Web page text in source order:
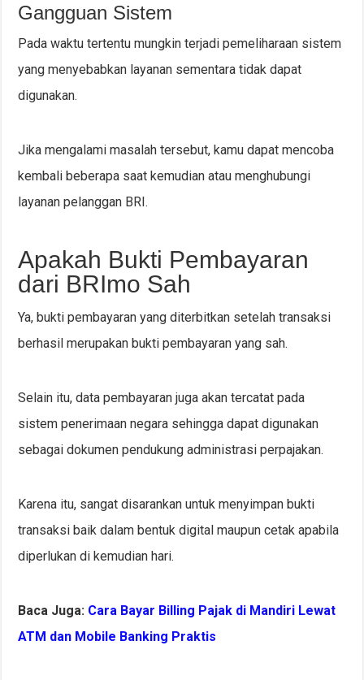
Gangguan Sistem
Pada waktu tertentu mungkin terjadi pemeliharaan sistem
yang menyebabkan layanan sementara tidak dapat
digunakan.
Jika mengalami masalah tersebut, kamu dapat mencoba
kembali beberapa saat kemudian atau menghubungi
layanan pelanggan BRI.
Apakah Bukti Pembayaran
dari BRImo Sah
Ya, bukti pembayaran yang diterbitkan setelah transaksi
berhasil merupakan bukti pembayaran yang sah.
Selain itu, data pembayaran juga akan tercatat pada
sistem penerimaan negara sehingga dapat digunakan
sebagai dokumen pendukung administrasi perpajakan.
Karena itu, sangat disarankan untuk menyimpan bukti
transaksi baik dalam bentuk digital maupun cetak apabila
diperlukan di kemudian hari.
Baca Juga: Cara Bayar Billing Pajak di Mandiri Lewat
ATM dan Mobile Banking Praktis